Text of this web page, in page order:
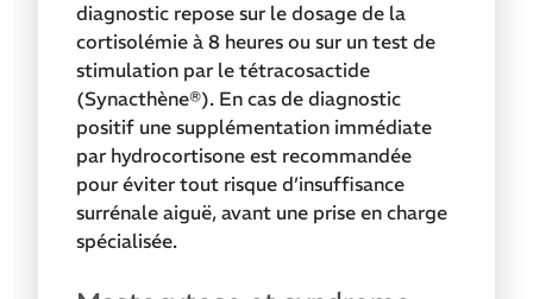
diagnostic repose sur le dosage de la
cortisolémie à 8 heures ou sur un test de
stimulation par le tétracosactide
(Synacthène®). En cas de diagnostic
positif une supplémentation immédiate
par hydrocortisone est recommandée
pour éviter tout risque d’insuffisance
surrénale aiguë, avant une prise en charge
spécialisée.